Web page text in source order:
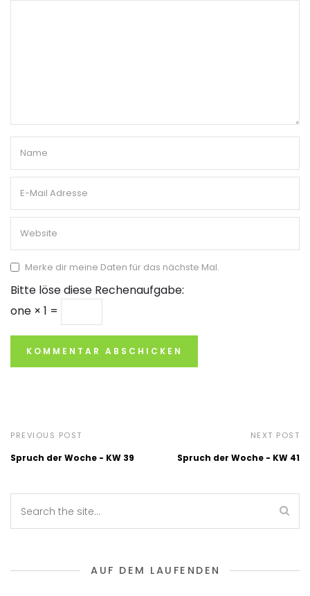
Merke dir meine Daten für das nächste Mal.
Bitte löse diese Rechenaufgabe:
one × 1 =
PREVIOUS POST
Spruch der Woche - KW 39
NEXT POST
Spruch der Woche - KW 41
AUF DEM LAUFENDEN